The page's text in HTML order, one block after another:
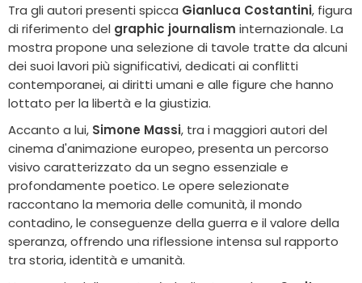
Tra gli autori presenti spicca Gianluca Costantini, figura
di riferimento del graphic journalism internazionale. La
mostra propone una selezione di tavole tratte da alcuni
dei suoi lavori più significativi, dedicati ai conflitti
contemporanei, ai diritti umani e alle figure che hanno
lottato per la libertà e la giustizia.
Accanto a lui, Simone Massi, tra i maggiori autori del
cinema d'animazione europeo, presenta un percorso
visivo caratterizzato da un segno essenziale e
profondamente poetico. Le opere selezionate
raccontano la memoria delle comunità, il mondo
contadino, le conseguenze della guerra e il valore della
speranza, offrendo una riflessione intensa sul rapporto
tra storia, identità e umanità.